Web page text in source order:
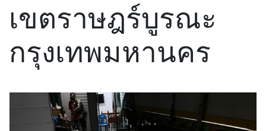
เขตราษฎร์บูรณะ
กรุงเทพมหานคร